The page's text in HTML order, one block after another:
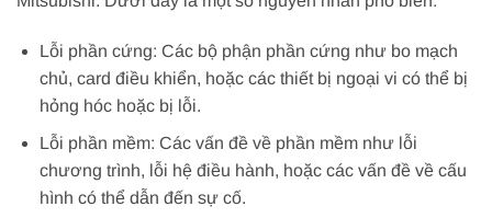
Lỗi phần cứng: Các bộ phận phần cứng như bo mạch
chủ, card điều khiển, hoặc các thiết bị ngoại vi có thể bị
hỏng hóc hoặc bị lỗi.
Lỗi phần mềm: Các vấn đề về phần mềm như lỗi
chương trình, lỗi hệ điều hành, hoặc các vấn đề về cấu
hình có thể dẫn đến sự cố.